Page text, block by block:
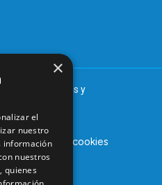
de Odontólogos y
Política de cookies
×
el
nuestro
información
nuestros
quienes